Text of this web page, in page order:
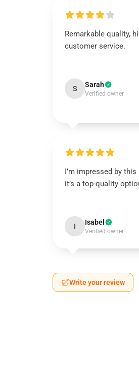
Remarkable quality,
customer service.
S Sarah
Verified owner
I’m impressed by
it’s a top-quality
I Isabel
Verified owner
Write your review